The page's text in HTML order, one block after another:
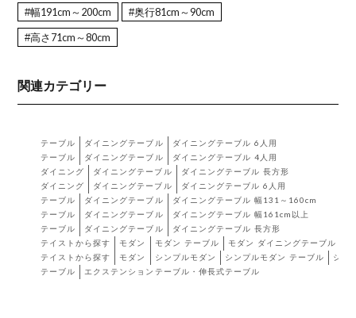
#幅191cm～200cm #奥行81cm～90cm
#高さ71cm～80cm
関連カテゴリー
テーブル ダイニングテーブル
ダイニングテーブル 6人用
テーブル
ダイニングテーブル
ダイニングテーブル 4人用
ダイニング
ダイニングテーブル
ダイニングテーブル 長方形
ダイニング
ダイニングテーブル
ダイニングテーブル 6人用
テーブル
ダイニングテーブル
ダイニングテーブル 幅131～160cm
テーブル
ダイニングテーブル
ダイニングテーブル 幅161cm以上
テーブル
ダイニングテーブル
ダイニングテーブル 長方形
テイストから探す
モダン モダン テーブル
モダン ダイニングテーブル
テイストから探す
モダン シンプルモダン シンプルモダン テーブル
シン
テーブル
エクステンションテーブル・伸長式テーブル